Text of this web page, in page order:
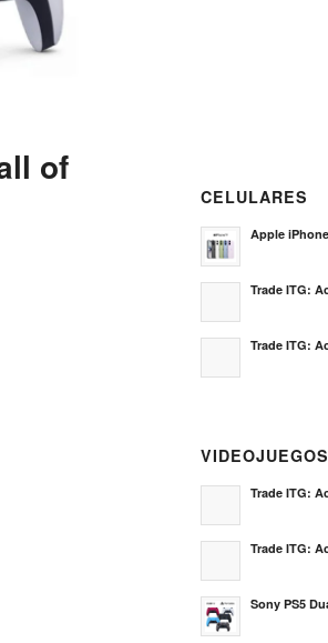
of
CELULARES
Apple
Trade ITG:
Trade ITG:
VIDEOJUEGOS
Trade ITG:
Trade ITG:
Sony PS5